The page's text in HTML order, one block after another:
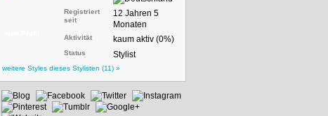
Registriert
seit
12 Jahren 5
Monaten
Aktivität kaum aktiv (0%)
Status Stylist
weitere Styles dieses Stylisten (11) »